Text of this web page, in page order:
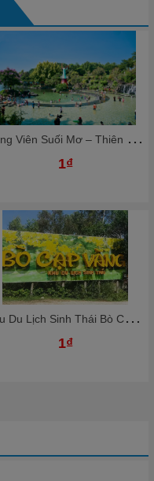
C
ông Viên Suối Mơ – Thiên Đường Giải Trí Xanh Giữa Thiên Nhiên
1₫
K
hu Du Lịch Sinh Thái Bò Cạp Vàng – Thiên Đường Giải Trí Xanh Gần Sài Gòn
1₫